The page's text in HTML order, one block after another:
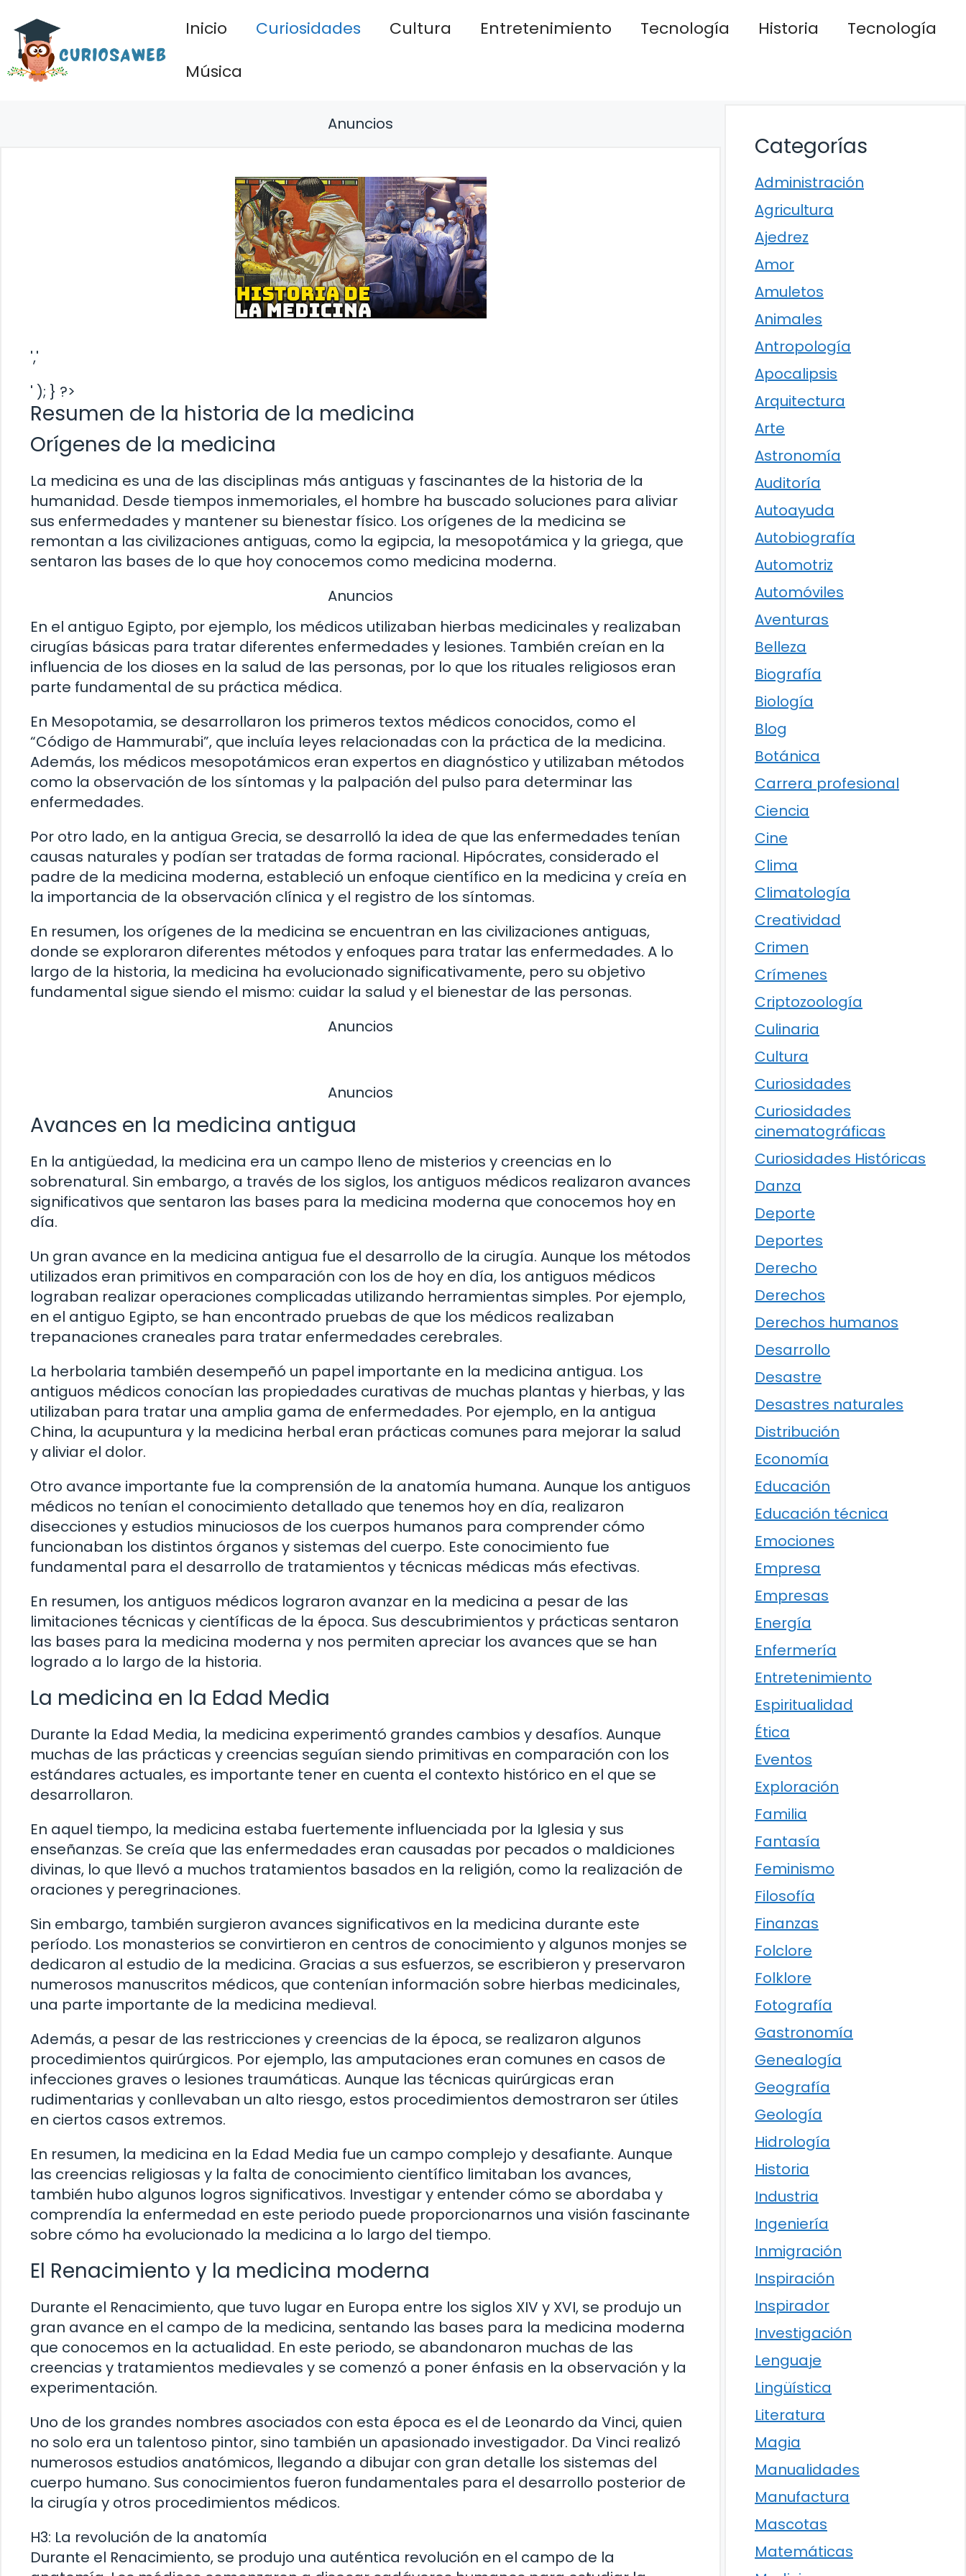
contenido
Inicio Curiosidades Cultura Entretenimiento Tecnología Historia
Tecnología
Música
Anuncios
','
' ); } ?>
Resumen de la historia de la medicina
Orígenes de la medicina
La medicina es una de las disciplinas más antiguas y fascinantes de la historia de la
humanidad. Desde tiempos inmemoriales, el hombre ha buscado soluciones para aliviar
sus enfermedades y mantener su bienestar físico. Los orígenes de la medicina se
remontan a las civilizaciones antiguas, como la egipcia, la mesopotámica y la griega, que
sentaron las bases de lo que hoy conocemos como medicina moderna.
Anuncios
En el antiguo Egipto, por ejemplo, los médicos utilizaban hierbas medicinales y realizaban
cirugías básicas para tratar diferentes enfermedades y lesiones. También creían en la
influencia de los dioses en la salud de las personas, por lo que los rituales religiosos eran
parte fundamental de su práctica médica.
En Mesopotamia, se desarrollaron los primeros textos médicos conocidos, como el
“Código de Hammurabi”, que incluía leyes relacionadas con la práctica de la medicina.
Además, los médicos mesopotámicos eran expertos en diagnóstico y utilizaban métodos
como la observación de los síntomas y la palpación del pulso para determinar las
enfermedades.
Por otro lado, en la antigua Grecia, se desarrolló la idea de que las enfermedades tenían
causas naturales y podían ser tratadas de forma racional. Hipócrates, considerado el
padre de la medicina moderna, estableció un enfoque científico en la medicina y creía en
la importancia de la observación clínica y el registro de los síntomas.
En resumen, los orígenes de la medicina se encuentran en las civilizaciones antiguas,
donde se exploraron diferentes métodos y enfoques para tratar las enfermedades. A lo
largo de la historia, la medicina ha evolucionado significativamente, pero su objetivo
fundamental sigue siendo el mismo: cuidar la salud y el bienestar de las personas.
Anuncios
Anuncios
Avances en la medicina antigua
En la antigüedad, la medicina era un campo lleno de misterios y creencias en lo
sobrenatural. Sin embargo, a través de los siglos, los antiguos médicos realizaron avances
significativos que sentaron las bases para la medicina moderna que conocemos hoy en
día.
Un gran avance en la medicina antigua fue el desarrollo de la cirugía. Aunque los métodos
utilizados eran primitivos en comparación con los de hoy en día, los antiguos médicos
lograban realizar operaciones complicadas utilizando herramientas simples. Por ejemplo,
en el antiguo Egipto, se han encontrado pruebas de que los médicos realizaban
trepanaciones craneales para tratar enfermedades cerebrales.
La herbolaria también desempeñó un papel importante en la medicina antigua. Los
antiguos médicos conocían las propiedades curativas de muchas plantas y hierbas, y las
utilizaban para tratar una amplia gama de enfermedades. Por ejemplo, en la antigua
China, la acupuntura y la medicina herbal eran prácticas comunes para mejorar la salud
y aliviar el dolor.
Otro avance importante fue la comprensión de la anatomía humana. Aunque los antiguos
médicos no tenían el conocimiento detallado que tenemos hoy en día, realizaron
disecciones y estudios minuciosos de los cuerpos humanos para comprender cómo
funcionaban los distintos órganos y sistemas del cuerpo. Este conocimiento fue
fundamental para el desarrollo de tratamientos y técnicas médicas más efectivas.
En resumen, los antiguos médicos lograron avanzar en la medicina a pesar de las
limitaciones técnicas y científicas de la época. Sus descubrimientos y prácticas sentaron
las bases para la medicina moderna y nos permiten apreciar los avances que se han
logrado a lo largo de la historia.
La medicina en la Edad Media
Durante la Edad Media, la medicina experimentó grandes cambios y desafíos. Aunque
muchas de las prácticas y creencias seguían siendo primitivas en comparación con los
estándares actuales, es importante tener en cuenta el contexto histórico en el que se
desarrollaron.
En aquel tiempo, la medicina estaba fuertemente influenciada por la Iglesia y sus
enseñanzas. Se creía que las enfermedades eran causadas por pecados o maldiciones
divinas, lo que llevó a muchos tratamientos basados en la religión, como la realización de
oraciones y peregrinaciones.
Sin embargo, también surgieron avances significativos en la medicina durante este
período. Los monasterios se convirtieron en centros de conocimiento y algunos monjes se
dedicaron al estudio de la medicina. Gracias a sus esfuerzos, se escribieron y preservaron
numerosos manuscritos médicos, que contenían información sobre hierbas medicinales,
una parte importante de la medicina medieval.
Además, a pesar de las restricciones y creencias de la época, se realizaron algunos
procedimientos quirúrgicos. Por ejemplo, las amputaciones eran comunes en casos de
infecciones graves o lesiones traumáticas. Aunque las técnicas quirúrgicas eran
rudimentarias y conllevaban un alto riesgo, estos procedimientos demostraron ser útiles
en ciertos casos extremos.
En resumen, la medicina en la Edad Media fue un campo complejo y desafiante. Aunque
las creencias religiosas y la falta de conocimiento científico limitaban los avances,
también hubo algunos logros significativos. Investigar y entender cómo se abordaba y
comprendía la enfermedad en este periodo puede proporcionarnos una visión fascinante
sobre cómo ha evolucionado la medicina a lo largo del tiempo.
El Renacimiento y la medicina moderna
Durante el Renacimiento, que tuvo lugar en Europa entre los siglos XIV y XVI, se produjo un
gran avance en el campo de la medicina, sentando las bases para la medicina moderna
que conocemos en la actualidad. En este periodo, se abandonaron muchas de las
creencias y tratamientos medievales y se comenzó a poner énfasis en la observación y la
experimentación.
Uno de los grandes nombres asociados con esta época es el de Leonardo da Vinci, quien
no solo era un talentoso pintor, sino también un apasionado investigador. Da Vinci realizó
numerosos estudios anatómicos, llegando a dibujar con gran detalle los sistemas del
cuerpo humano. Sus conocimientos fueron fundamentales para el desarrollo posterior de
la cirugía y otros procedimientos médicos.
H3: La revolución de la anatomía
Durante el Renacimiento, se produjo una auténtica revolución en el campo de la
Categorías
Administración
Agricultura
Ajedrez
Amor
Amuletos
Animales
Antropología
Apocalipsis
Arquitectura
Arte
Astronomía
Auditoría
Autoayuda
Autobiografía
Automotriz
Automóviles
Aventuras
Belleza
Biografía
Biología
Blog
Botánica
Carrera profesional
Ciencia
Cine
Clima
Climatología
Creatividad
Crimen
Crímenes
Criptozoología
Culinaria
Cultura
Curiosidades
Curiosidades
cinematográficas
Curiosidades Históricas
Danza
Deporte
Deportes
Derecho
Derechos
Derechos humanos
Desarrollo
Desastre
Desastres naturales
Distribución
Economía
Educación
Educación técnica
Emociones
Empresa
Empresas
Energía
Enfermería
Entretenimiento
Espiritualidad
Ética
Eventos
Exploración
Familia
Fantasía
Feminismo
Filosofía
Finanzas
Folclore
Folklore
Fotografía
Gastronomía
Genealogía
Geografía
Geología
Hidrología
Historia
Industria
Ingeniería
Inmigración
Inspiración
Inspirador
Investigación
Lenguaje
Lingüística
Literatura
Magia
Manualidades
Manufactura
Mascotas
Matemáticas